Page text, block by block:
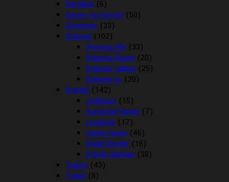
Smykker (6)
Sporer og remme (50)
Strømper (33)
Stævne (102)
Fletning MV (33)
Stævne Bluser (20)
Stævne Jakker (25)
Stævne nr. (20)
Støvler (142)
Jodhpurs (15)
Kunststof lange (7)
Leggings (17)
Læder lange (46)
Stald Støvler (16)
Støvle tilbehør (38)
Tasker (43)
Trøjer (8)